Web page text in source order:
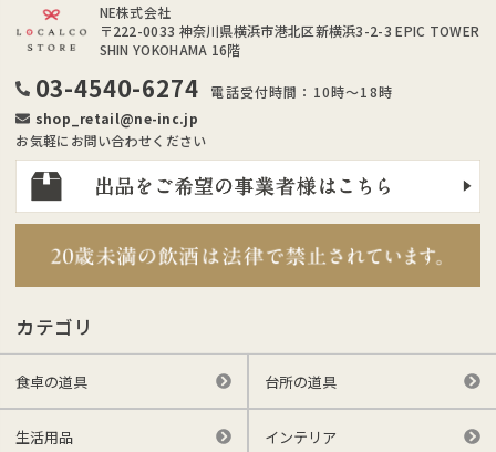
NE株式会社
〒222-0033 神奈川県横浜市港北区新横浜3-2-3 EPIC TOWER
SHIN YOKOHAMA 16階
03-4540-6274
電話受付時間：10時～18時
shop_retail@ne-inc.jp
お気軽にお問い合わせください
カテゴリ
食卓の道具 台所の道具
生活用品 インテリア